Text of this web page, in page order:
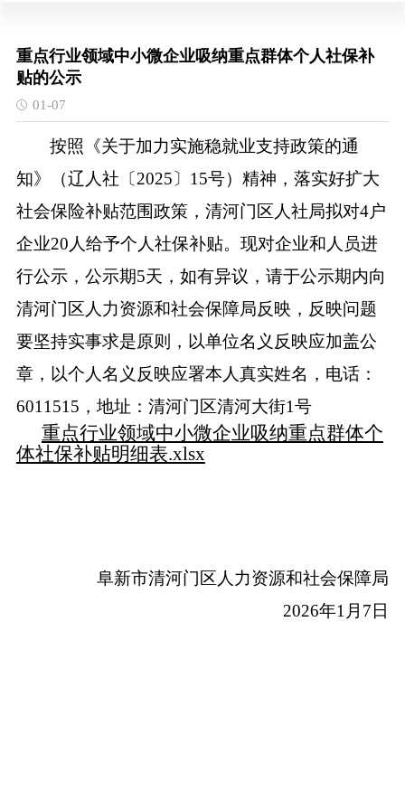
重点行业领域中小微企业吸纳重点群体个人社保补
贴的公示
01-07
按照《关于加力实施稳就业支持政策的通
知》（辽人社 〔 2025〕15号）精神，落实好扩大
社会保险补贴范围政策， 清河门区人社局拟对4户
企业20人给予个人社保补贴。现对企业和人员进
行公示，公示期5天， 如有异议， 请于公示期内向
清河门区 人力资源和社会保障局反映，反映问题
要坚持实事求是原则，以单位名义反映应加盖公
章，以个人名义反映应署本人真实姓名， 电话：
6011515 ， 地址：清河门区清河大街1号
重点行业领域中小微企业吸纳重点群体个
体社保补贴明细表.xlsx
阜新市清河门区人力资源和社会保障局
2026年1月7日